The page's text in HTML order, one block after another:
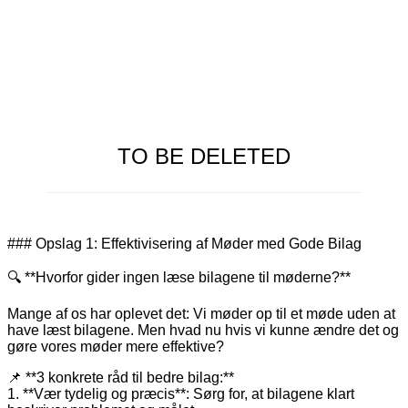
TO BE DELETED
### Opslag 1: Effektivisering af Møder med Gode Bilag
🔍 **Hvorfor gider ingen læse bilagene til møderne?**
Mange af os har oplevet det: Vi møder op til et møde uden at
have læst bilagene. Men hvad nu hvis vi kunne ændre det og
gøre vores møder mere effektive?
📌 **3 konkrete råd til bedre bilag:**
1. **Vær tydelig og præcis**: Sørg for, at bilagene klart